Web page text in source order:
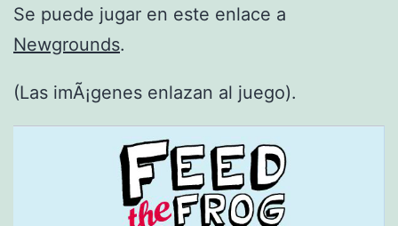
Se puede jugar en este enlace a
Newgrounds.
(Las imÃ¡genes enlazan al juego).